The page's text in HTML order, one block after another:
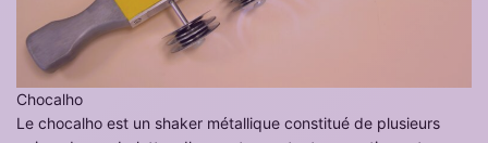
Chocalho
Le chocalho est un shaker métallique constitué de plusieurs